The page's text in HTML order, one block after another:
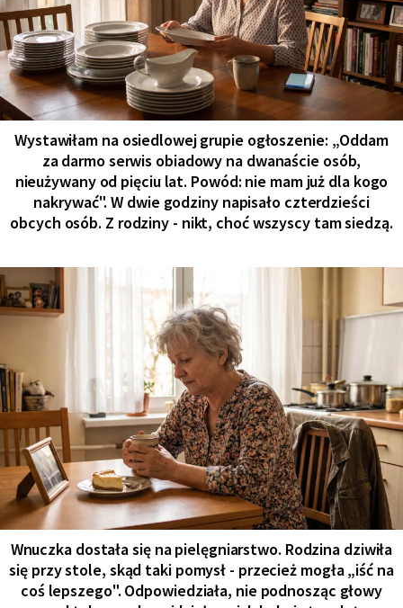
Wystawiłam na osiedlowej grupie ogłoszenie: „Oddam
za darmo serwis obiadowy na dwanaście osób,
nieużywany od pięciu lat. Powód: nie mam już dla kogo
nakrywać". W dwie godziny napisało czterdzieści
obcych osób. Z rodziny - nikt, choć wszyscy tam siedzą.
Wnuczka dostała się na pielęgniarstwo. Rodzina dziwiła
się przy stole, skąd taki pomysł - przecież mogła „iść na
coś lepszego". Odpowiedziała, nie podnosząc głowy